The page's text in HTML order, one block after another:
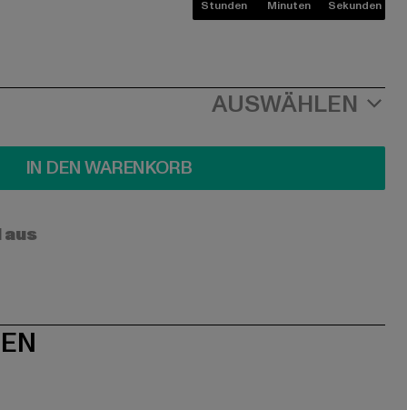
Stunden Minuten Sekunden
AUSWÄHLEN
IN DEN WARENKORB